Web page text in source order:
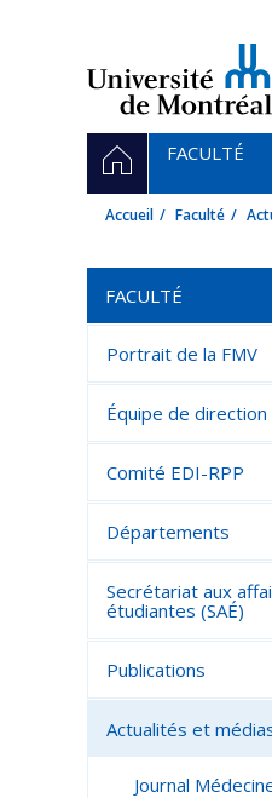
Navigation
principale
ACCUEIL
FACULTÉ
Accueil Faculté
FACULTÉ
Portrait de la FMV
Équipe de direction
Comité EDI-RPP
Départements
Secrétariat aux
étudiantes (SAÉ)
Publications
Actualités et
Journal